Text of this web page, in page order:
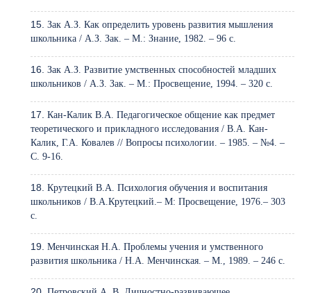
Зак А.З. Как определить уровень развития мышления
школьника / А.З. Зак. – М.: Знание, 1982. – 96 с.
Зак А.З. Развитие умственных способностей младших
школьников / А.З. Зак. – М.: Просвещение, 1994. – 320 с.
Кан-Калик В.А. Педагогическое общение как предмет
теоретического и прикладного исследования / В.А. Кан-
Калик, Г.А. Ковалев // Вопросы психологии. – 1985. – №4. –
С. 9-16.
Крутецкий В.А. Психология обучения и воспитания
школьников / В.А.Крутецкий.– М: Просвещение, 1976.– 303
с.
Менчинская Н.А. Проблемы учения и умственного
развития школьника / Н.А. Менчинская. – М., 1989. – 246 с.